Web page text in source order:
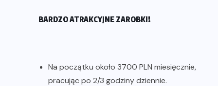
BARDZO ATRAKCYJNE ZAROBKI!
Na początku około 3700 PLN miesięcznie,
pracując po 2/3 godziny dziennie.